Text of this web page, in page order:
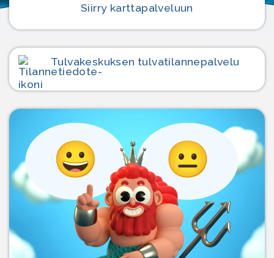
Siirry karttapalveluun
Tulvakeskuksen tulvatilanne­palvelu